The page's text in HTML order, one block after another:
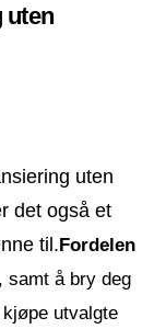
uten
uten
det også et
til. Fordelen
samt å bry deg
utvalgte